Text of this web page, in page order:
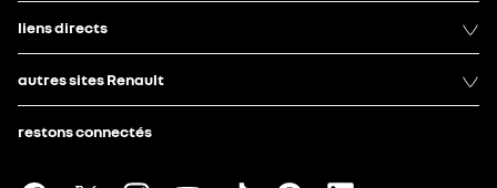
liens directs
autres sites Renault
restons connectés